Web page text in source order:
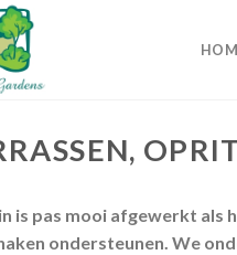
is pas mooi afgewerkt als
ondersteunen. We